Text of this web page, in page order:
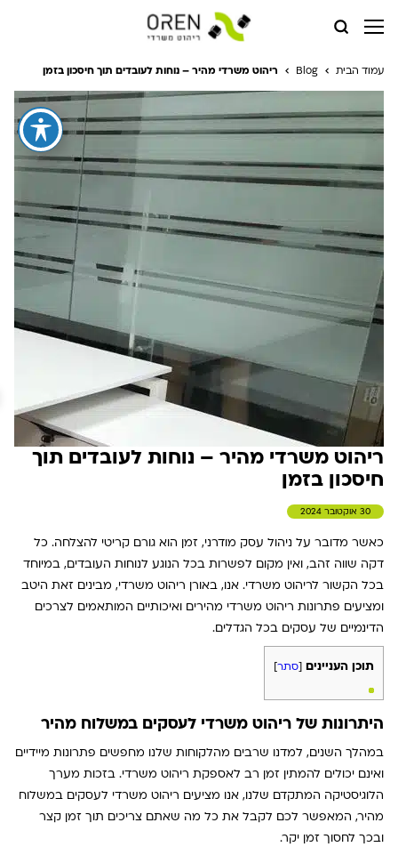
עמוד הבית Blog ריהוט משרדי מהיר – נוחות לעובדים תוך חיסכון בזמן
ריהוט משרדי מהיר – נוחות לעובדים תוך
חיסכון בזמן
30 אוקטובר 2024
כאשר מדובר על ניהול עסק מודרני, זמן הוא גורם קריטי להצלחה. כל
דקה שווה זהב, ואין מקום לפשרות בכל הנוגע לנוחות העובדים, במיוחד
בכל הקשור לריהוט משרדי. אנו, באורן ריהוט משרדי, מבינים זאת היטב
ומציעים פתרונות ריהוט משרדי מהירים ואיכותיים המותאמים לצרכים
הדינמיים של עסקים בכל הגדלים.
תוכן העניינים [סתר]
היתרונות של ריהוט משרדי לעסקים במשלוח מהיר
במהלך השנים, למדנו שרבים מהלקוחות שלנו מחפשים פתרונות מיידיים
ואינם יכולים להמתין זמן רב לאספקת ריהוט משרדי. בזכות מערך
הלוגיסטיקה המתקדם שלנו, אנו מציעים ריהוט משרדי לעסקים במשלוח
מהיר, המאפשר לכם לקבל את כל מה שאתם צריכים תוך זמן קצר
ובכך לחסוך זמן יקר.